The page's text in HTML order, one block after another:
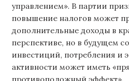
управлением». В партии
повышение налогов может
дополнительные доходы в
перспективе, но в будущем
инвестиций, потребления и
активности может иметь
противоположный эффект».